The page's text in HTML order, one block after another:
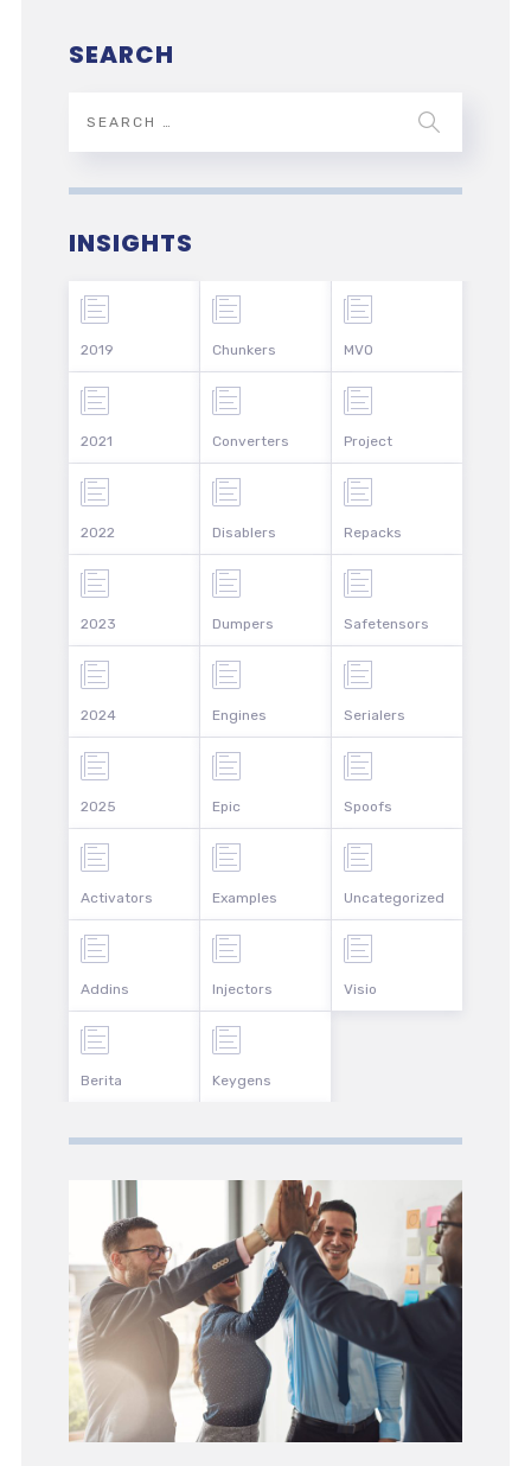
SEARCH
INSIGHTS
2019
2021
2022
2023
2024
2025
Activators
Addins
Berita
Chunkers
Converters
Disablers
Dumpers
Engines
Epic
Examples
Injectors
Keygens
MVO
Project
Repacks
Safetensors
Serialers
Spoofs
Uncategorized
Visio